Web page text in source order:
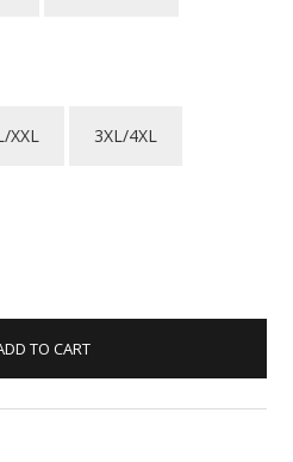
XXL 3XL/4XL
TO CART